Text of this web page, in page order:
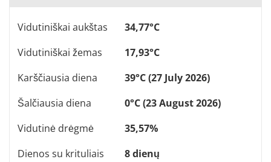
Vidutiniškai aukštas
34,77°C
Vidutiniškai žemas
17,93°C
Karščiausia diena
39°C (27 July 2026)
Šalčiausia diena
0°C (23 August 2026)
Vidutinė drėgmė
35,57%
Dienos su krituliais
8 dienų